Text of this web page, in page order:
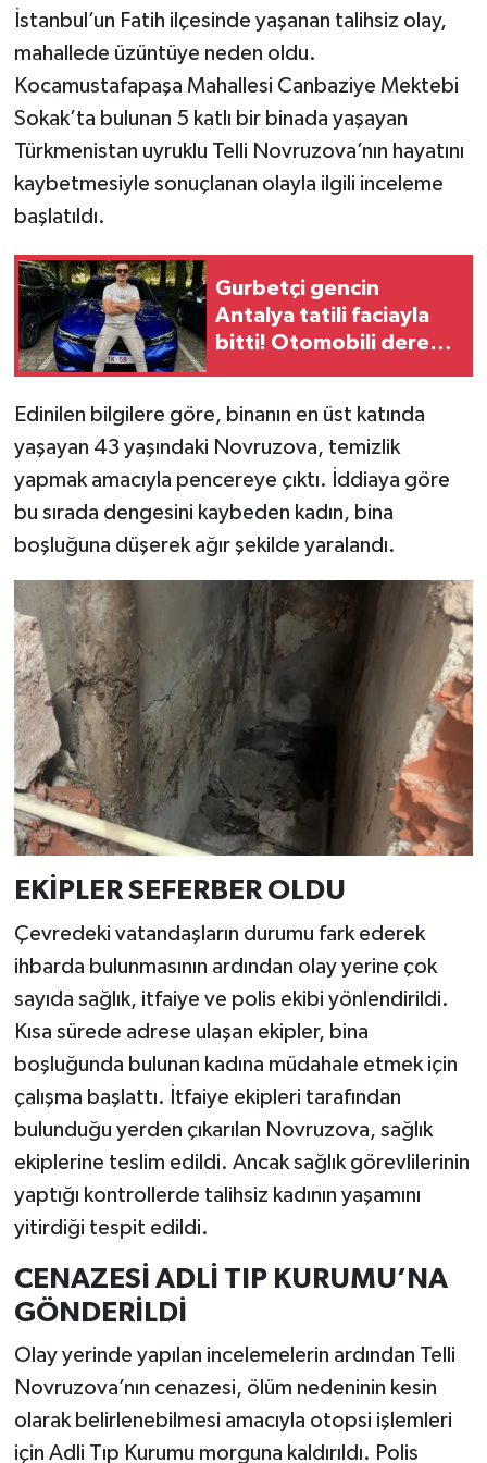
İstanbul’un Fatih ilçesinde yaşanan talihsiz olay,
mahallede üzüntüye neden oldu.
Kocamustafapaşa Mahallesi Canbaziye Mektebi
Sokak’ta bulunan 5 katlı bir binada yaşayan
Türkmenistan uyruklu Telli Novruzova’nın hayatını
kaybetmesiyle sonuçlanan olayla ilgili inceleme
başlatıldı.
Gurbetçi gencin
Antalya tatili faciayla
bitti! Otomobili dereye
Edinilen bilgilere göre, binanın en üst katında
yaşayan 43 yaşındaki Novruzova, temizlik
yapmak amacıyla pencereye çıktı. İddiaya göre
bu sırada dengesini kaybeden kadın, bina
boşluğuna düşerek ağır şekilde yaralandı.
EKİPLER SEFERBER OLDU
Çevredeki vatandaşların durumu fark ederek
ihbarda bulunmasının ardından olay yerine çok
sayıda sağlık, itfaiye ve polis ekibi yönlendirildi.
Kısa sürede adrese ulaşan ekipler, bina
boşluğunda bulunan kadına müdahale etmek için
çalışma başlattı. İtfaiye ekipleri tarafından
bulunduğu yerden çıkarılan Novruzova, sağlık
ekiplerine teslim edildi. Ancak sağlık görevlilerinin
yaptığı kontrollerde talihsiz kadının yaşamını
yitirdiği tespit edildi.
CENAZESİ ADLİ TIP KURUMU’NA
GÖNDERİLDİ
Olay yerinde yapılan incelemelerin ardından Telli
Novruzova’nın cenazesi, ölüm nedeninin kesin
olarak belirlenebilmesi amacıyla otopsi işlemleri
için Adli Tıp Kurumu morguna kaldırıldı. Polis